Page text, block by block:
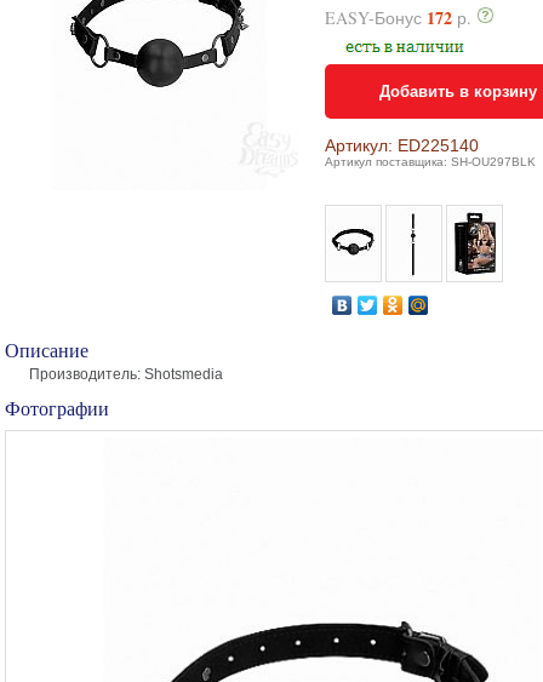
EASY-Бонус 172 р.
Добавить в корзину
Артикул: ED225140
Артикул поставщика: SH-OU297BLK
Описание
Производитель: Shotsmedia
Фотографии